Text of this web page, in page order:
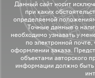
Данный сайт носит
при каких
определяемой
Точные данные о
необходимо узнавать у
по электронной
оформлении заказа.
объектами авторского
информации должно быть